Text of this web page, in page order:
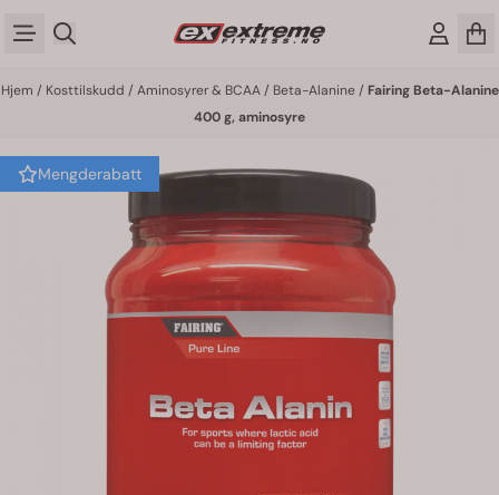
Hopp til innhold
Hjem / Kosttilskudd / Aminosyrer & BCAA/ Beta-Alanine/ Fairing Beta-Alanine
400 g, aminosyre
Mengderabatt